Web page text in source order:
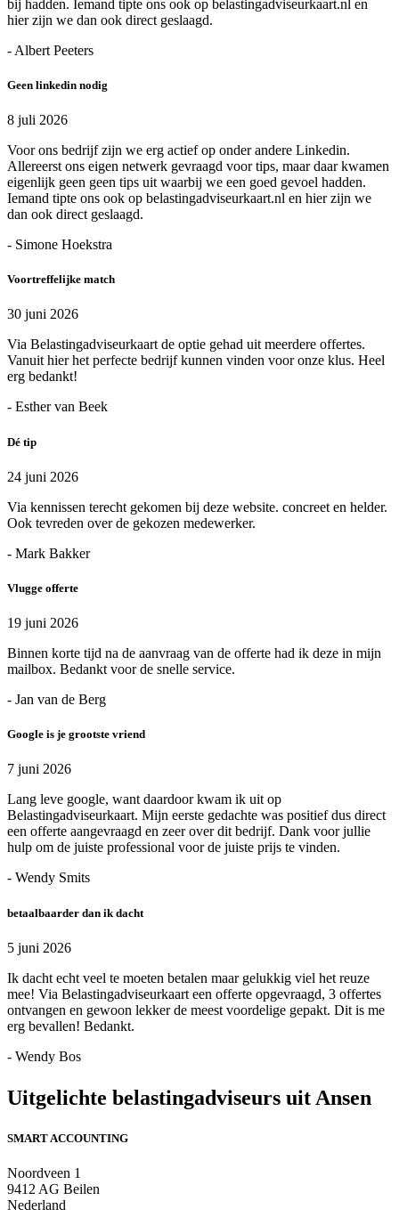
bij hadden. Iemand tipte ons ook op belastingadviseurkaart.nl en
hier zijn we dan ook direct geslaagd.
- Albert Peeters
Geen linkedin nodig
8 juli 2026
Voor ons bedrijf zijn we erg actief op onder andere Linkedin.
Allereerst ons eigen netwerk gevraagd voor tips, maar daar kwamen
eigenlijk geen geen tips uit waarbij we een goed gevoel hadden.
Iemand tipte ons ook op belastingadviseurkaart.nl en hier zijn we
dan ook direct geslaagd.
- Simone Hoekstra
Voortreffelijke match
30 juni 2026
Via Belastingadviseurkaart de optie gehad uit meerdere offertes.
Vanuit hier het perfecte bedrijf kunnen vinden voor onze klus. Heel
erg bedankt!
- Esther van Beek
Dé tip
24 juni 2026
Via kennissen terecht gekomen bij deze website. concreet en helder.
Ook tevreden over de gekozen medewerker.
- Mark Bakker
Vlugge offerte
19 juni 2026
Binnen korte tijd na de aanvraag van de offerte had ik deze in mijn
mailbox. Bedankt voor de snelle service.
- Jan van de Berg
Google is je grootste vriend
7 juni 2026
Lang leve google, want daardoor kwam ik uit op
Belastingadviseurkaart. Mijn eerste gedachte was positief dus direct
een offerte aangevraagd en zeer over dit bedrijf. Dank voor jullie
hulp om de juiste professional voor de juiste prijs te vinden.
- Wendy Smits
betaalbaarder dan ik dacht
5 juni 2026
Ik dacht echt veel te moeten betalen maar gelukkig viel het reuze
mee! Via Belastingadviseurkaart een offerte opgevraagd, 3 offertes
ontvangen en gewoon lekker de meest voordelige gepakt. Dit is me
erg bevallen! Bedankt.
- Wendy Bos
Uitgelichte belastingadviseurs uit Ansen
SMART ACCOUNTING
Noordveen 1
9412 AG Beilen
Nederland